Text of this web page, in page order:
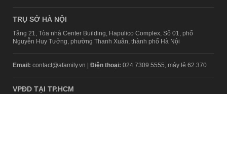
TRỤ SỞ HÀ NỘI
Tầng 21, Tòa nhà Center Building, Hapulico Complex, Số 01, phố
Nguyễn Huy Tưởng, phường Thanh Xuân, thành phố Hà Nội
Email: contact@afamily.vn | Điện thoại: 024 7309 5555, máy lẻ 62.370
VPĐD TẠI TP.HCM